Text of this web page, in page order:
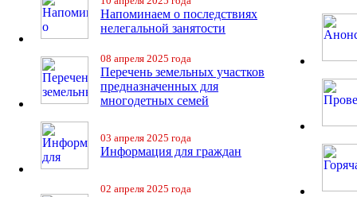
Напоминаем о последствиях
нелегальной занятости
08 апреля 2025 года
Перечень земельных участков
предназначенных для
многодетных семей
03 апреля 2025 года
Информация для граждан
02 апреля 2025 года